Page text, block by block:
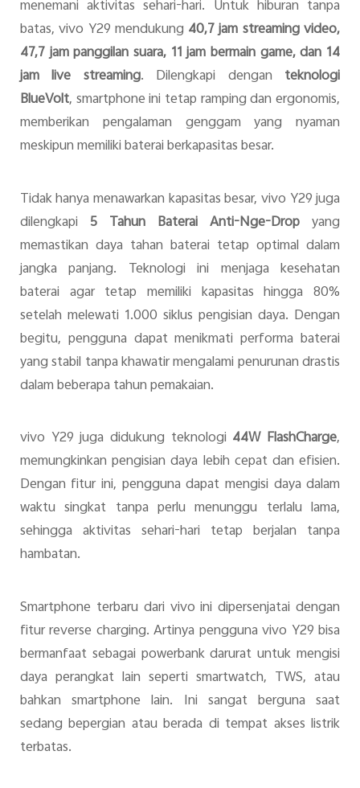
menemani aktivitas sehari-hari. Untuk hiburan tanpa
batas, vivo Y29 mendukung 40,7 jam streaming video,
47,7 jam panggilan suara, 11 jam bermain game, dan 14
jam live streaming. Dilengkapi dengan teknologi
BlueVolt, smartphone ini tetap ramping dan ergonomis,
memberikan pengalaman genggam yang nyaman
meskipun memiliki baterai berkapasitas besar.
Tidak hanya menawarkan kapasitas besar, vivo Y29 juga
dilengkapi 5 Tahun Baterai Anti-Nge-Dropyang
memastikan daya tahan baterai tetap optimal dalam
jangka panjang. Teknologi ini menjaga kesehatan
baterai agar tetap memiliki kapasitas hingga 80%
setelah melewati 1.000 siklus pengisian daya. Dengan
begitu, pengguna dapat menikmati performa baterai
yang stabil tanpa khawatir mengalami penurunan drastis
dalam beberapa tahun pemakaian.
vivo Y29 juga didukung teknologi 44W FlashCharge,
memungkinkan pengisian daya lebih cepat dan efisien.
Dengan fitur ini, pengguna dapat mengisi daya dalam
waktu singkat tanpa perlu menunggu terlalu lama,
sehingga aktivitas sehari-hari tetap berjalan tanpa
hambatan.
Smartphone terbaru dari vivo ini dipersenjatai dengan
fitur reverse charging. Artinya pengguna vivo Y29 bisa
bermanfaat sebagai powerbank darurat untuk mengisi
daya perangkat lain seperti smartwatch, TWS, atau
bahkan smartphone lain. Ini sangat berguna saat
sedang bepergian atau berada di tempat akses listrik
terbatas.